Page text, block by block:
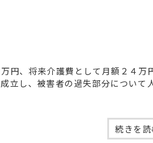
円、将来介護費として月額２４万
立し、被害者の過失部分について
続きを読